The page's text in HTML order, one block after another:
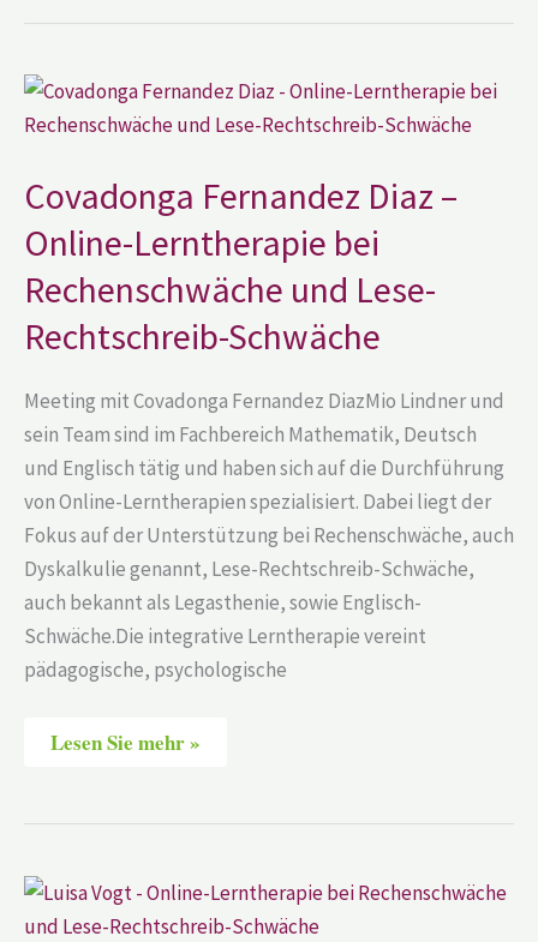
Covadonga Fernandez Diaz –
Online-Lerntherapie bei
Rechenschwäche und Lese-
Rechtschreib-Schwäche
Meeting mit Covadonga Fernandez DiazMio Lindner und
sein Team sind im Fachbereich Mathematik, Deutsch
und Englisch tätig und haben sich auf die Durchführung
von Online-Lerntherapien spezialisiert. Dabei liegt der
Fokus auf der Unterstützung bei Rechenschwäche, auch
Dyskalkulie genannt, Lese-Rechtschreib-Schwäche,
auch bekannt als Legasthenie, sowie Englisch-
Schwäche.Die integrative Lerntherapie vereint
pädagogische, psychologische
Covadonga
Fernandez
Diaz
Lerntherapie
bei
Rechenschwäche
und
Rechtschreib-
Schwäche
Lesen Sie mehr »
Luisa
Vogt
–